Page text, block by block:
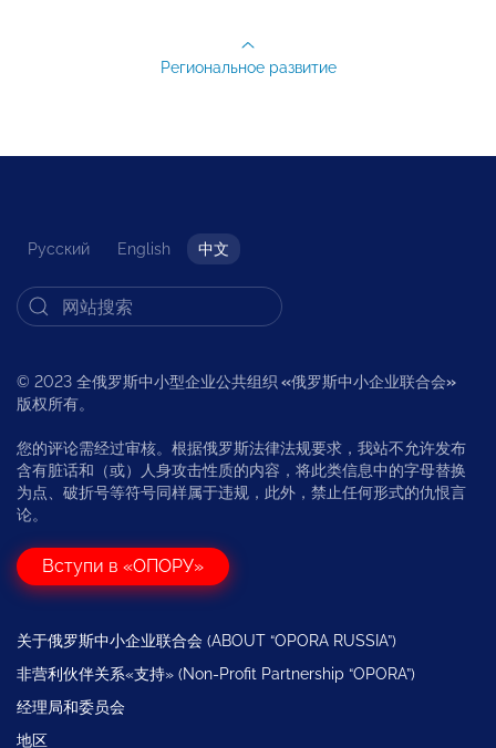
Региональное развитие
Русский English 中文
© 2023 全俄罗斯中小型企业公共组织 «俄罗斯中小企业联合会»
版权所有。
您的评论需经过审核。根据俄罗斯法律法规要求，我站不允许发布
含有脏话和（或）人身攻击性质的内容，将此类信息中的字母替换
为点、破折号等符号同样属于违规，此外，禁止任何形式的仇恨言
论。
Вступи в «ОПОРУ»
关于俄罗斯中小企业联合会 (ABOUT “OPORA RUSSIA”)
非营利伙伴关系«支持» (Non-Profit Partnership “OPORA”)
经理局和委员会
地区